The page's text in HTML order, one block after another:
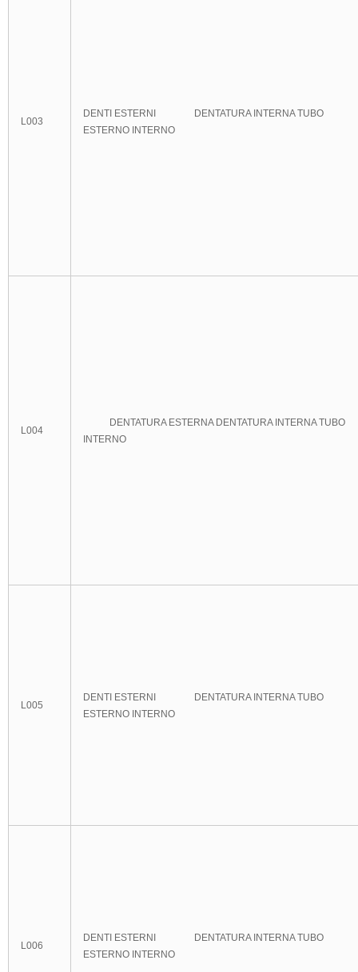
L003
DENTI ESTERNI DENTATURA INTERNA TUBO
ESTERNO INTERNO
L004
DENTATURA ESTERNA DENTATURA INTERNA TUBO
INTERNO
L005
DENTI ESTERNI DENTATURA INTERNA TUBO
ESTERNO INTERNO
L006
DENTI ESTERNI DENTATURA INTERNA TUBO
ESTERNO INTERNO